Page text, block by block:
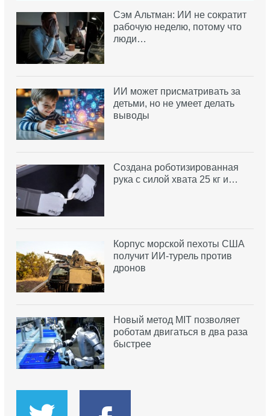
Сэм Альтман: ИИ не сократит
рабочую неделю, потому что
люди…
ИИ может присматривать за
детьми, но не умеет делать
выводы
Создана роботизированная
рука с силой хвата 25 кг и…
Корпус морской пехоты США
получит ИИ-турель против
дронов
Новый метод MIT позволяет
роботам двигаться в два раза
быстрее